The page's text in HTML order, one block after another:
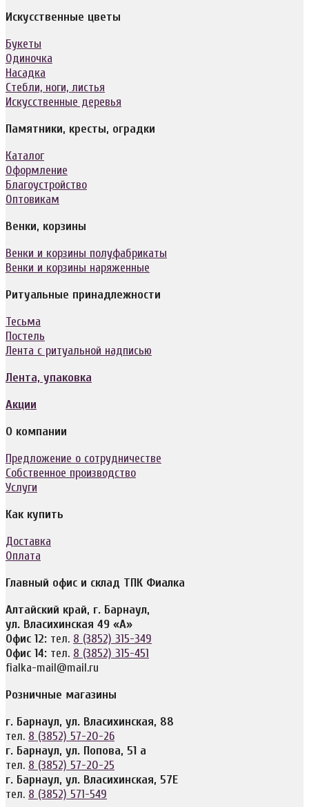
Искусственные цветы
Букеты
Одиночка
Насадка
Стебли, ноги, листья
Искусственные деревья
Памятники, кресты, оградки
Каталог
Оформление
Благоустройство
Оптовикам
Венки, корзины
Венки и корзины полуфабрикаты
Венки и корзины наряженные
Ритуальные принадлежности
Тесьма
Постель
Лента с ритуальной надписью
Лента, упаковка
Акции
О компании
Предложение о сотрудничестве
Собственное производство
Услуги
Как купить
Доставка
Оплата
Главный офис и склад ТПК Фиалка
Алтайский край, г. Барнаул,
ул. Власихинская 49 «А»
Офис 12: тел. 8 (3852) 315-349
Офис 14: тел. 8 (3852) 315-451
fialka-mail@mail.ru
Розничные магазины
г. Барнаул, ул. Власихинская, 88
тел. 8 (3852) 57-20-26
г. Барнаул, ул. Попова, 51 а
тел. 8 (3852) 57-20-25
г. Барнаул, ул. Власихинская, 57Е
тел. 8 (3852) 571-549